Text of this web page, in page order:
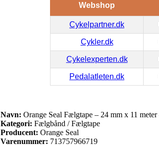
Webshop
Cykelpartner.dk
Cykler.dk
Cykelexperten.dk
Pedalatleten.dk
Navn: Orange Seal Fælgtape – 24 mm x 11 meter
Kategori: Fælgbånd / Fælgtape
Producent: Orange Seal
Varenummer: 713757966719